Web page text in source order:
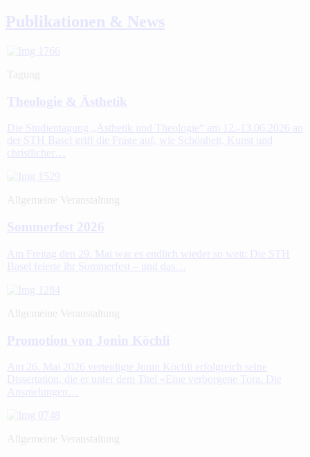
Publikationen & News
Tagung
Theologie & Ästhetik
Die Studientagung „Ästhetik und Theologie“ am 12.-13.06.2026 an
der STH Basel griff die Frage auf, wie Schönheit, Kunst und
christlicher…
Allgemeine Veranstaltung
Sommerfest 2026
Am Freitag den 29. Mai war es endlich wieder so weit: Die STH
Basel feierte ihr Sommerfest – und das…
Allgemeine Veranstaltung
Promotion von Jonin Köchli
Am 26. Mai 2026 verteidigte Jonin Köchli erfolgreich seine
Dissertation, die er unter dem Titel «Eine verborgene Tora. Die
Anspielungen…
Allgemeine Veranstaltung